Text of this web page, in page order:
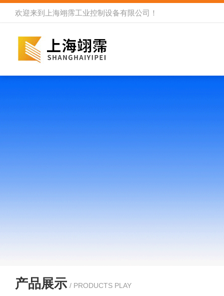
欢迎来到 上海翊霈工业控制设备有限公司 ！
产品展示 / PRODUCTS PLAY